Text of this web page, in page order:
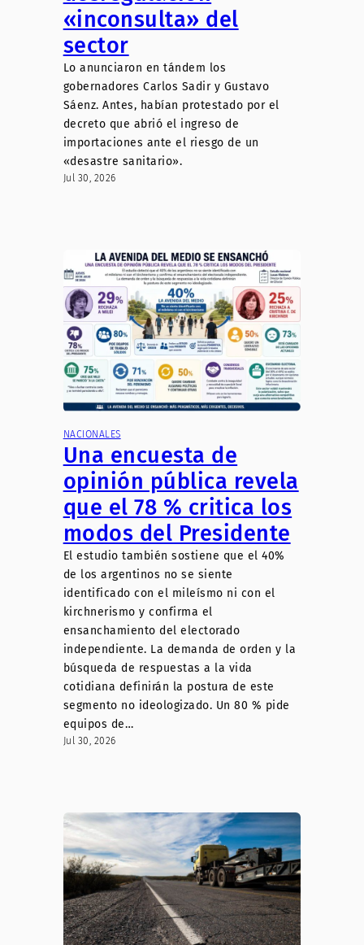
«inconsulta» del
sector
Lo anunciaron en tándem los
gobernadores Carlos Sadir y Gustavo
Sáenz. Antes, habían protestado por el
decreto que abrió el ingreso de
importaciones ante el riesgo de un
«desastre sanitario».
Jul 30, 2026
NACIONALES
Una encuesta de
opinión pública revela
que el 78 % critica los
modos del Presidente
El estudio también sostiene que el 40%
de los argentinos no se siente
identificado con el mileísmo ni con el
kirchnerismo y confirma el
ensanchamiento del electorado
independiente. La demanda de orden y la
búsqueda de respuestas a la vida
cotidiana definirán la postura de este
segmento no ideologizado. Un 80 % pide
equipos de…
Jul 30, 2026